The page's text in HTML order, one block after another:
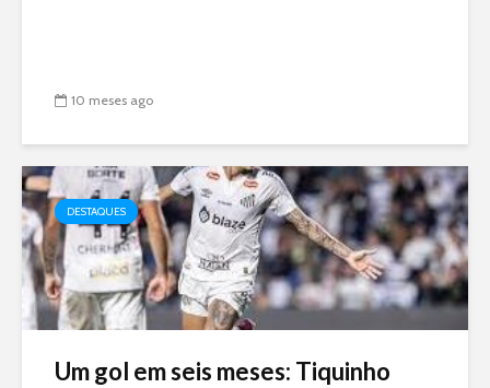
10 meses ago
DESTAQUES
Um gol em seis meses: Tiquinho